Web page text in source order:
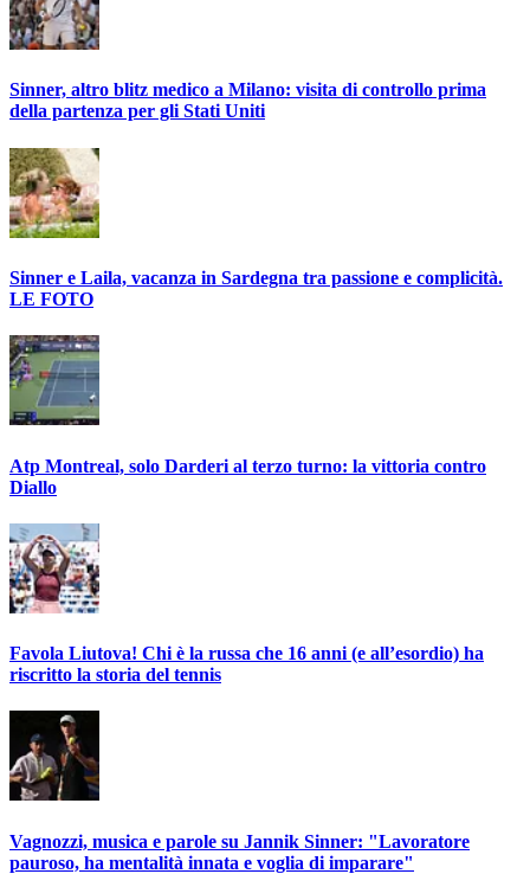
Sinner, altro blitz medico a Milano: visita di controllo prima
della partenza per gli Stati Uniti
Sinner e Laila, vacanza in Sardegna tra passione e complicità.
LE FOTO
Atp Montreal, solo Darderi al terzo turno: la vittoria contro
Diallo
Favola Liutova! Chi è la russa che 16 anni (e all’esordio) ha
riscritto la storia del tennis
Vagnozzi, musica e parole su Jannik Sinner: "Lavoratore
pauroso, ha mentalità innata e voglia di imparare"